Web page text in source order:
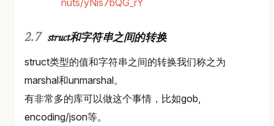
nuts/yNis7bQG_rY
struct和字符串之间的转换
struct类型的值和字符串之间的转换我们称之为
marshal和unmarshal。
有非常多的库可以做这个事情，比如gob,
encoding/json等。